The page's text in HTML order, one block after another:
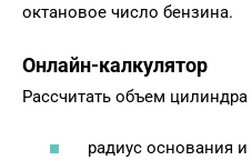
октановое число бензина.
Онлайн-калкулятор
Рассчитать объем
радиус основания